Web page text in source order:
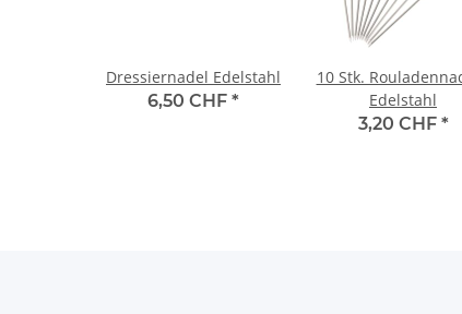
Dressiernadel Edelstahl
6,50 CHF *
10 Stk.
Edelstahl
3,20 CHF *